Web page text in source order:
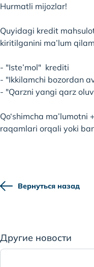
Hurmatli mijozlar!
Quyidagi kredit
kiritilganini ma’lum
- "Iste’mol" krediti
- "Ikkilamchi bozordan
- "Qarzni yangi qarz
Qo‘shimcha
raqamlari orqali yoki
Вернуться назад
Другие новости